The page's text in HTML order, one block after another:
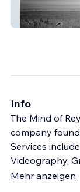
Cecilia Clark
Info
The Mind of
company
Services
Videography,
Mehr anzeigen